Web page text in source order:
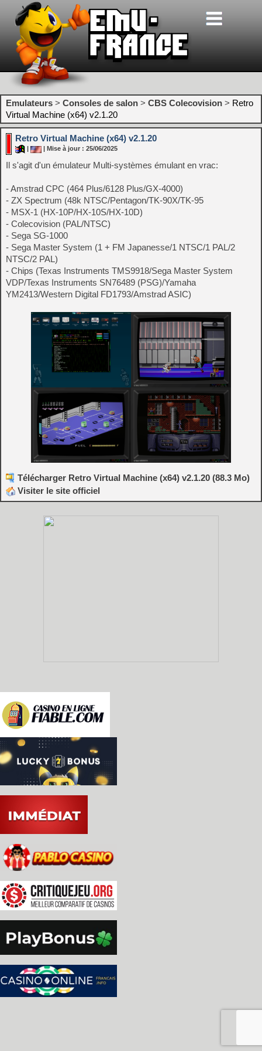
Emulateurs > Consoles de salon > CBS Colecovision > Retro
Virtual Machine (x64) v2.1.20
Retro Virtual Machine (x64) v2.1.20
| Mise à jour : 25/06/2025
Il s'agit d'un émulateur Multi-systèmes émulant en vrac:
- Amstrad CPC (464 Plus/6128 Plus/GX-4000)
- ZX Spectrum (48k NTSC/Pentagon/TK-90X/TK-95
- MSX-1 (HX-10P/HX-10S/HX-10D)
- Colecovision (PAL/NTSC)
- Sega SG-1000
- Sega Master System (1 + FM Japanesse/1 NTSC/1 PAL/2
NTSC/2 PAL)
- Chips (Texas Instruments TMS9918/Sega Master System
VDP/Texas Instruments SN76489 (PSG)/Yamaha
YM2413/Western Digital FD1793/Amstrad ASIC)
Télécharger Retro Virtual Machine (x64) v2.1.20 (88.3 Mo)
Visiter le site officiel